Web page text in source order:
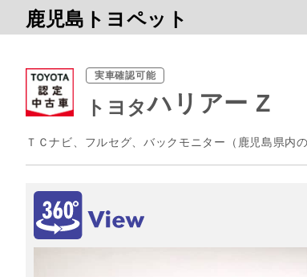
鹿児島トヨペット
実車確認可能
トヨタハリアー Z
ＴＣナビ、フルセグ、バックモニター（鹿児島県内